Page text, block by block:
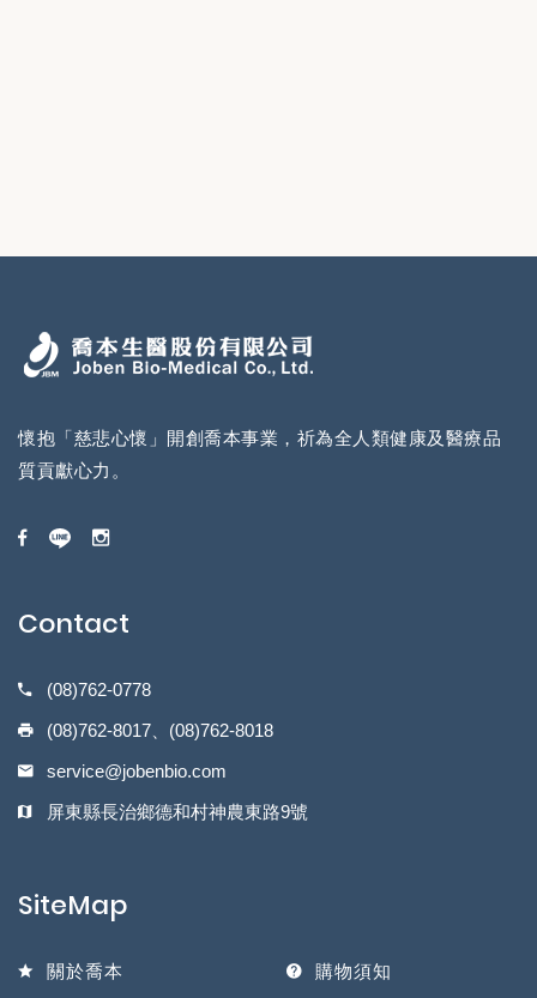
懷抱「慈悲心懷」開創喬本事業，祈為全人類健康及醫療品
質貢獻心力。
Contact
(08)762-0778
(08)762-8017、(08)762-8018
service@jobenbio.com
屏東縣長治鄉德和村神農東路9號
SiteMap
關於喬本 購物須知